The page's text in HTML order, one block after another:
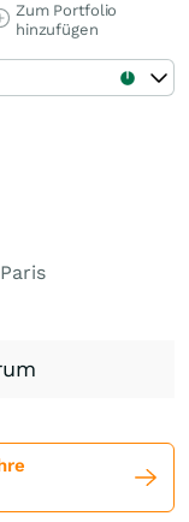
Zum Portfolio
hinzufügen